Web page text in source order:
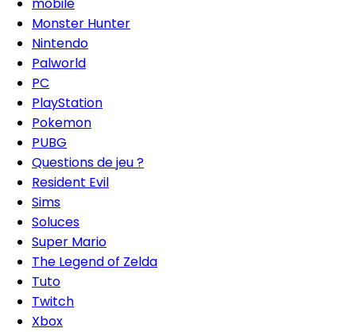
mobile
Monster Hunter
Nintendo
Palworld
PC
PlayStation
Pokemon
PUBG
Questions de jeu ?
Resident Evil
Sims
Soluces
Super Mario
The Legend of Zelda
Tuto
Twitch
Xbox